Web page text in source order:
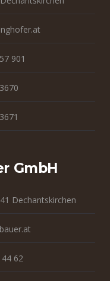
901
GmbH
Dechantskirchen
62